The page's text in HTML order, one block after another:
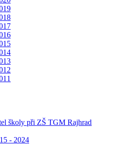
školy při ZŠ TGM Rajhrad
- 2024